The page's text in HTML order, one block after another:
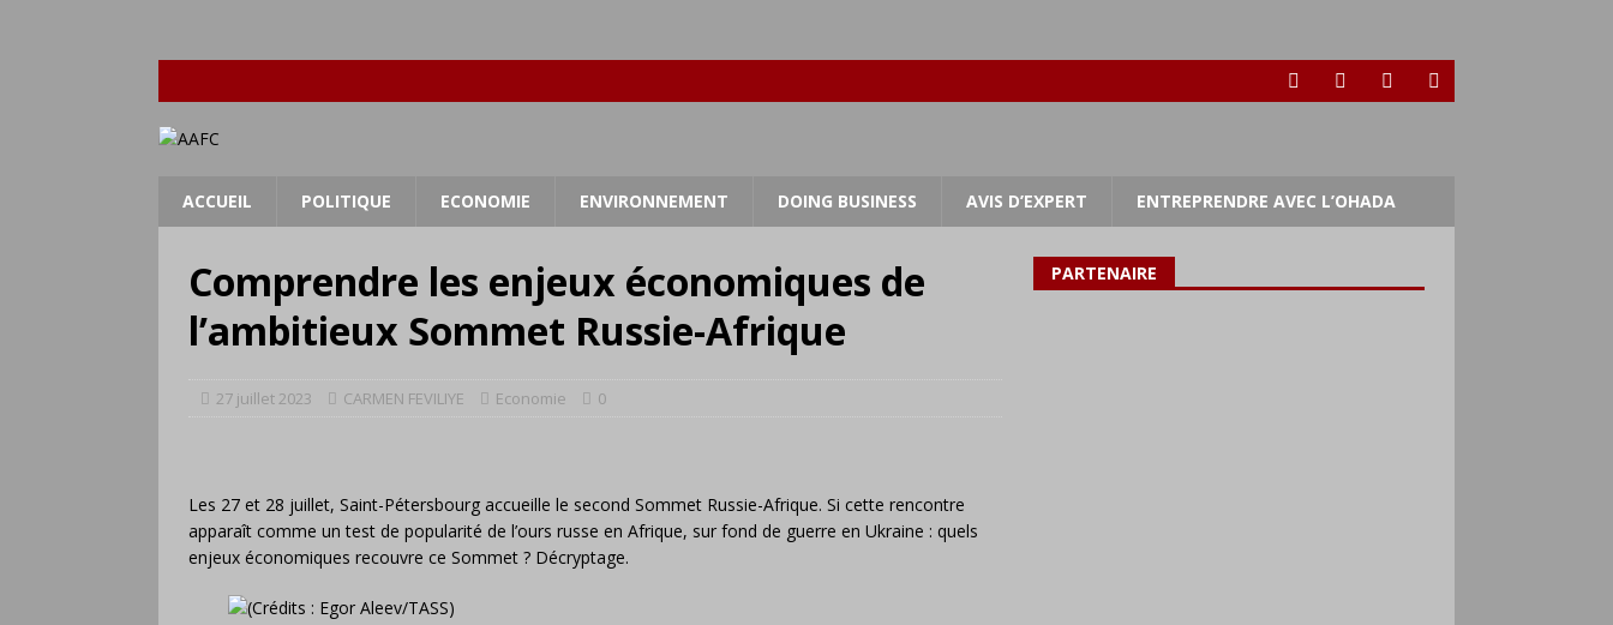
ACCUEIL POLITIQUE ECONOMIE ENVIRONNEMENT DOING BUSINESS AVIS D’EXPERT ENTREPRENDRE AVEC L’OHADA
Comprendre les enjeux économiques de
l’ambitieux Sommet Russie-Afrique
27 juillet 2023 CARMEN FEVILIYE Economie 0
Les 27 et 28 juillet, Saint-Pétersbourg accueille le second Sommet Russie-Afrique. Si cette rencontre
apparaît comme un test de popularité de l’ours russe en Afrique, sur fond de guerre en Ukraine : quels
enjeux économiques recouvre ce Sommet ? Décryptage.
PARTENAIRE